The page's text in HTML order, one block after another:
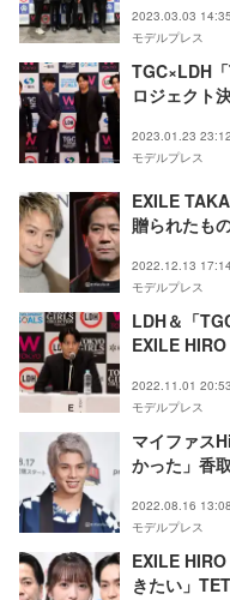
2023.03.03 14:35
モデルプレス
TGC×LDH
ロジェクト
2023.01.23 23:12
モデルプレス
EXILE
贈られたも
2022.12.13 17:14
モデルプレス
LDH＆「
EXILE HIRO
2022.11.01 20:53
モデルプレス
マイファス
かった」香
2022.08.16 13:08
モデルプレス
EXILE
きたい」